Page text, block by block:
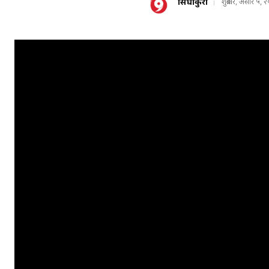
सिधाकुरा शुक्रबार, असार ५,